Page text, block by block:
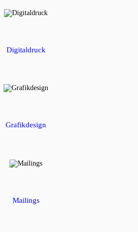
Digitaldruck
Grafikdesign
Mailings